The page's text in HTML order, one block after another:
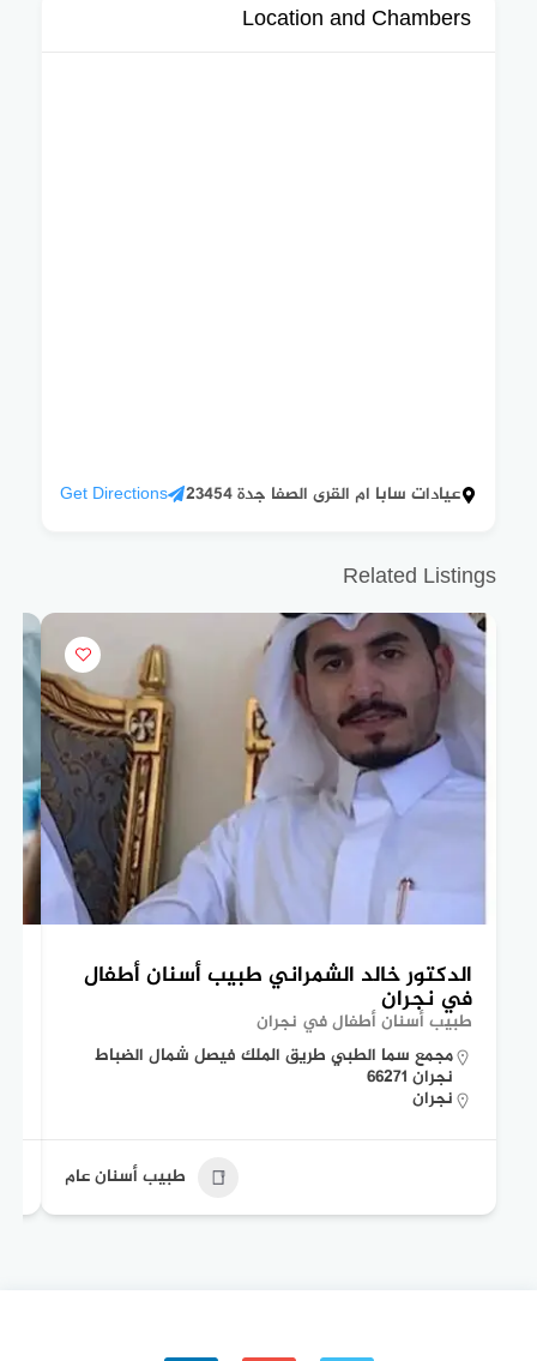
Location and Chambers
عيادات سابا ام القرى الصفا جدة 23454 Get Directions
Related Listings
الدكتور خالد الشمراني طبيب أسنان أطفال
في نجران
طبيب أسنان أطفال في نجران
مجمع سما الطبي طريق الملك فيصل شمال الضباط
نجران 66271
نجران
طبيب أسنان عام